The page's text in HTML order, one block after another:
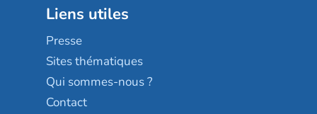
Les villages d'or
Sérénys
Résidences services Villa Médicis
Liens utiles
Presse
Sites thématiques
Qui sommes-nous ?
Contact